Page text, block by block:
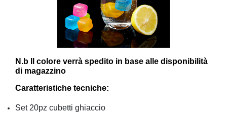
N.b Il colore verrà spedito in base alle disponibilità
di magazzino
Caratteristiche tecniche:
Set 20pz cubetti ghiaccio